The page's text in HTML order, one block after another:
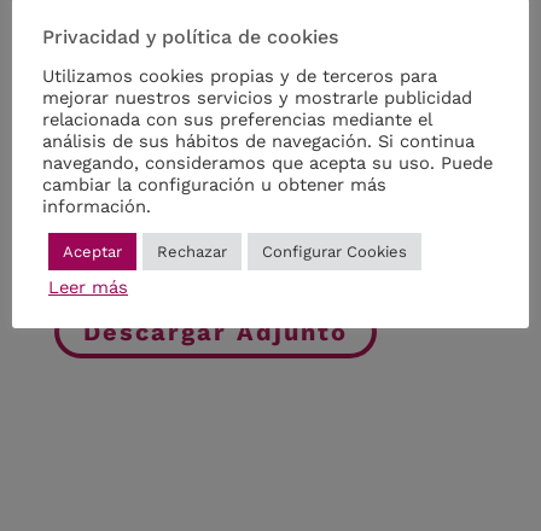
mediante concurso de méritos, de una bolsa de
trabajo de la categoría de Inspector, para atender
las necesidades que se produzcan por bajas,
exceso o acumulación de tareas y otras incidencias
de personal, al objeto de poder seguir prestando
con eficacia y operatividad los servicios públicos
encomendados, motivándose en la máxima agilidad
en la selección.
Descargar Adjunto
Privacidad y política de cookies
Utilizamos cookies propias y de terceros para
mejorar nuestros servicios y mostrarle publicidad
relacionada con sus preferencias mediante el
análisis de sus hábitos de navegación. Si continua
navegando, consideramos que acepta su uso. Puede
cambiar la configuración u obtener más
información.
Aceptar Rechazar Configurar Cookies
Leer más